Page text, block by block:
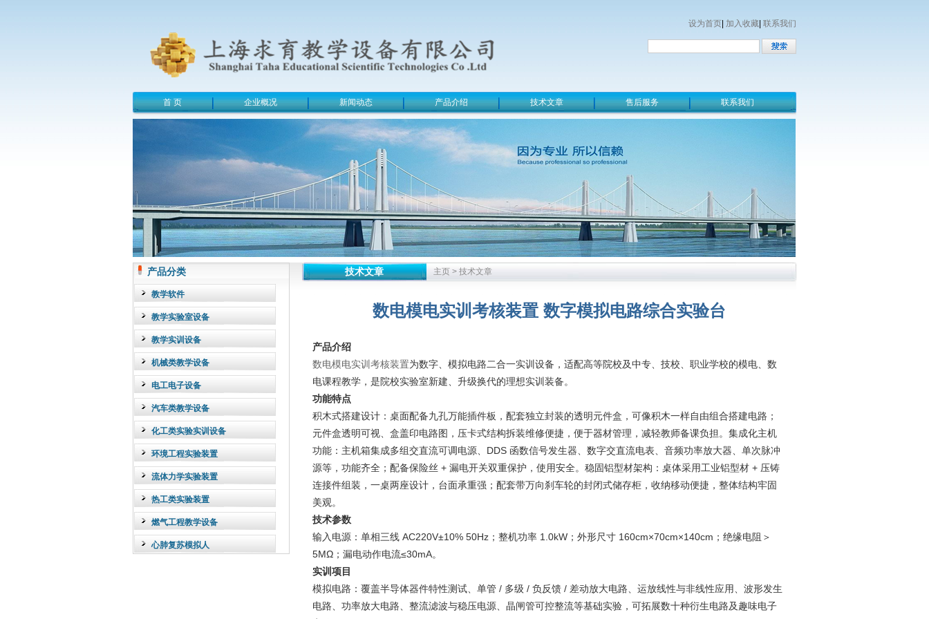
设为首页 加入收藏 联系我们
首 页 企业概况 新闻动态 产品介绍 技术文章 售后服务 联系我们
产品分类
教学软件
教学实验室设备
教学实训设备
机械类教学设备
电工电子设备
汽车类教学设备
化工类实验实训设备
环境工程实验装置
流体力学实验装置
热工类实验装置
燃气工程教学设备
心肺复苏模拟人
技术文章 主页 > 技术文章
数电模电实训考核装置 数字模拟电路综合实验台
产品介绍
数电模电实训考核装置为数字、模拟电路二合一实训设备，适配高等院校及中专、技校、职业学校的模电、数
电课程教学，是院校实验室新建、升级换代的理想实训装备。
功能特点
积木式搭建设计：桌面配备九孔万能插件板，配套独立封装的透明元件盒，可像积木一样自由组合搭建电路；
元件盒透明可视、盒盖印电路图，压卡式结构拆装维修便捷，便于器材管理，减轻教师备课负担。集成化主机
功能：主机箱集成多组交直流可调电源、DDS 函数信号发生器、数字交直流电表、音频功率放大器、单次脉冲
源等，功能齐全；配备保险丝 + 漏电开关双重保护，使用安全。稳固铝型材架构：桌体采用工业铝型材 + 压铸
连接件组装，一桌两座设计，台面承重强；配套带万向刹车轮的封闭式储存柜，收纳移动便捷，整体结构牢固
美观。
技术参数
输入电源：单相三线 AC220V±10% 50Hz；整机功率 1.0kW；外形尺寸 160cm×70cm×140cm；绝缘电阻＞
5MΩ；漏电动作电流≤30mA。
实训项目
模拟电路：覆盖半导体器件特性测试、单管 / 多级 / 负反馈 / 差动放大电路、运放线性与非线性应用、波形发生
电路、功率放大电路、整流滤波与稳压电源、晶闸管可控整流等基础实验，可拓展数十种衍生电路及趣味电子